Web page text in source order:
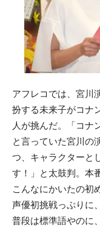
アフレコでは、宮川
扮する未来子がコナ
人が挑んだ。「コナ
と言っていた宮川の
つ、キャラクターと
す！」と太鼓判。本
こんなにかいたの初
声優初挑戦っぷりに
普段は標準語やのに